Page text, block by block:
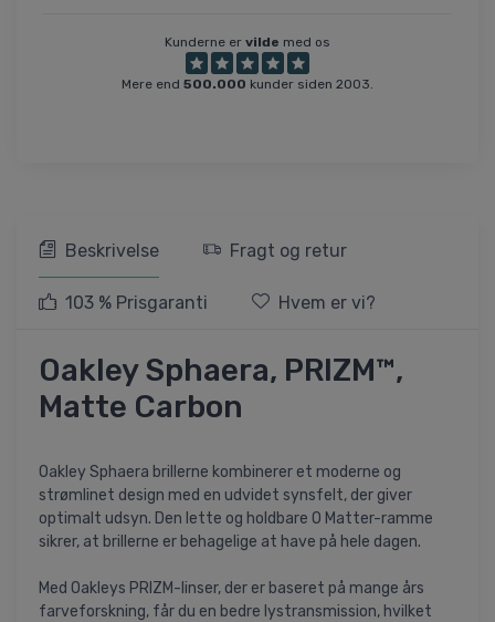
Kunderne er vilde med os
Mere end 500.000 kunder siden 2003.
Beskrivelse Fragt og retur
103 % Prisgaranti Hvem er vi?
Oakley Sphaera, PRIZM™,
Matte Carbon
Oakley Sphaera brillerne kombinerer et moderne og
strømlinet design med en udvidet synsfelt, der giver
optimalt udsyn. Den lette og holdbare O Matter-ramme
sikrer, at brillerne er behagelige at have på hele dagen.
Med Oakleys PRIZM-linser, der er baseret på mange års
farveforskning, får du en bedre lystransmission, hvilket